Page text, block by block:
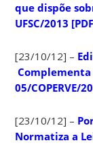
que dispõe
UFSC/2013
[23/10/12] –
05/COPERVE/
[23/10/12] –
Normatiza a